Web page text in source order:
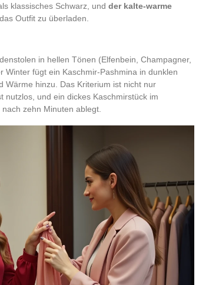
klassisches Schwarz, und der kalte-warme
das Outfit zu überladen.
in hellen Tönen (Elfenbein, Champagner,
fügt ein Kaschmir-Pashmina in dunklen
Wärme hinzu. Das Kriterium ist nicht nur
nutzlos, und ein dickes Kaschmirstück im
zehn Minuten ablegt.